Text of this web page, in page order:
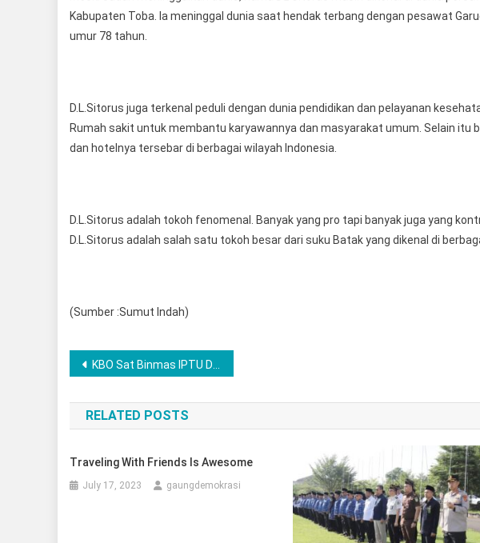
Sumatera
Kabupaten Toba. Ia meninggal dunia saat hendak terbang dengan pesawat
umur 78 tahun.
D.L.Sitorus juga terkenal peduli dengan dunia pendidikan dan pelayanan
Rumah sakit untuk membantu karyawannya dan masyarakat umum. Selain itu
dan hotelnya tersebar di berbagai wilayah Indonesia.
D.L.Sitorus adalah tokoh fenomenal. Banyak yang pro tapi banyak juga yang
D.L.Sitorus adalah salah satu tokoh besar dari suku Batak yang dikenal di
(Sumber :Sumut Indah)
Post
navigation
KBO Sat Binmas IPTU Darsi Afran bersama KBO Sat Res Narkoba IPDA Muhammad Deden Aguma Hadiri Giat Konsolidasi Kebijakan Kota Tanggap Ancaman Narkoba
RELATED POSTS
Traveling With Friends Is Awesome
July 17, 2023 gaungdemokrasi